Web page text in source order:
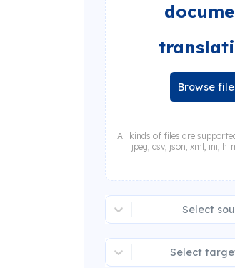
Browse
All kinds of files are
jpeg, csv, json, xml, ini,
Select
Select